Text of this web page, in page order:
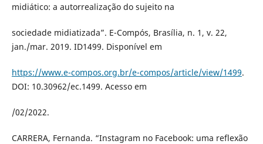
midiático: a autorrealização do sujeito na
sociedade midiatizada”. E-Compós, Brasília, n. 1, v. 22,
jan./mar. 2019. ID1499. Disponível em
https://www.e-compos.org.br/e-compos/article/view/1499.
DOI: 10.30962/ec.1499. Acesso em
/02/2022.
CARRERA, Fernanda. “Instagram no Facebook: uma reflexão